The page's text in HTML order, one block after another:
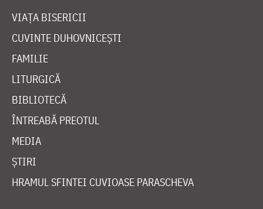
VIAȚA BISERICII
CUVINTE DUHOVNICEȘTI
FAMILIE
LITURGICĂ
BIBLIOTECĂ
ÎNTREABĂ PREOTUL
MEDIA
ȘTIRI
HRAMUL SFINTEI CUVIOASE PARASCHEVA